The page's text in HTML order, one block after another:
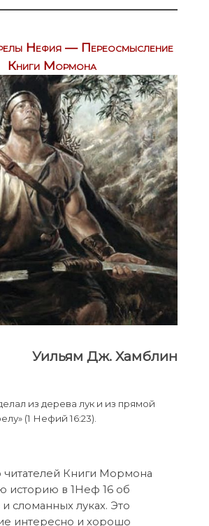
Нефия — Переосмысление
Книги Мормона
Уильям Дж. Хамблин
из дерева лук и из прямой
(1 Нефий 16:23).
читателей Книги Мормона
историю в 1Неф 16 об
сломанных луках. Это
интересно и хорошо